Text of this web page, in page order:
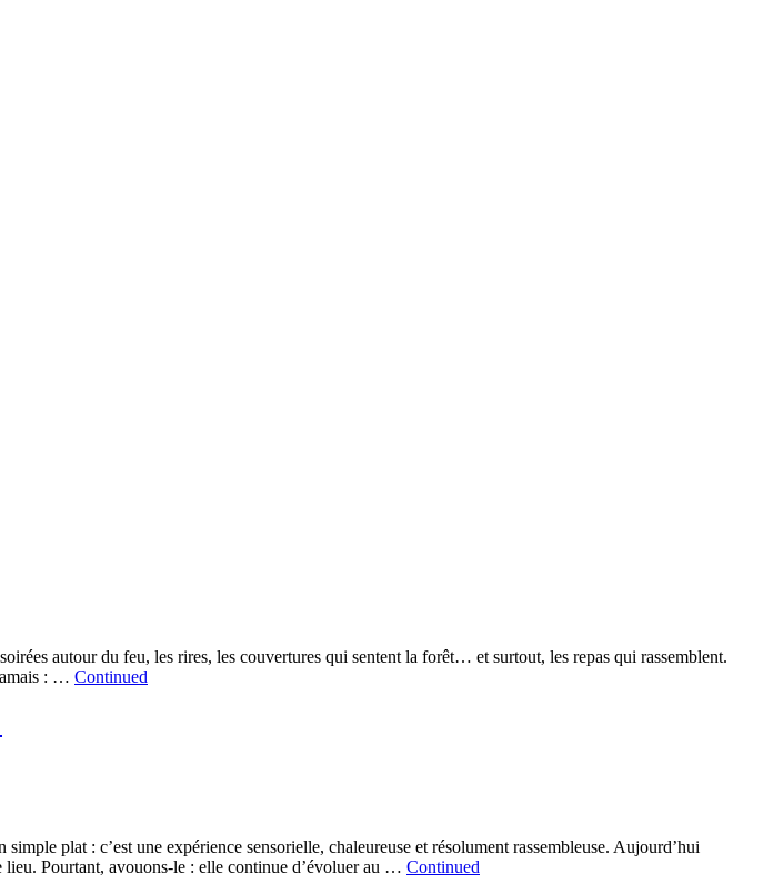
autour du feu, les rires, les couvertures qui sentent la forêt… et surtout, les repas qui rassemblent.
: … Continued
plat : c’est une expérience sensorielle, chaleureuse et résolument rassembleuse. Aujourd’hui
lieu. Pourtant, avouons-le : elle continue d’évoluer au … Continued